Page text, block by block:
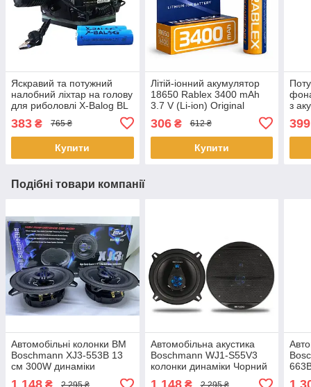
Яскравий та потужний
налобний ліхтар на голову
для риболовлі X-Balog BL
18650 х 2 USB
383 ₴ 765 ₴
Купити
Літій-іонний акумулятор
18650 Rablex 3400 mAh
3.7 V (Li-ion) Original
306₴ 612 ₴
Купити
з
399
Подібні товари компанії
Автомобільні колонки BM
Boschmann XJ3-553B 13
см 300W динаміки
коаксіальні трисмугові з
2 295 ₴
Автомобільна акустика
Boschmann WJ1-S55V3
колонки динаміки Чорний
13 см 300 Вт
2 295 ₴